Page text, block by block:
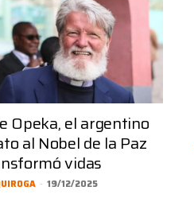
Opeka, el argentino
al Nobel de la Paz
vidas
- 19/12/2025